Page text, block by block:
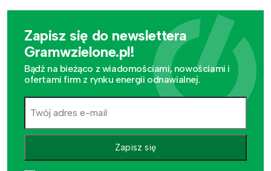
Zapisz się do newslettera
Gramwzielone.pl!
Bądź na bieżąco z wiadomościami, nowościami i
ofertami firm z rynku energii odnawialnej.
Zapisz się